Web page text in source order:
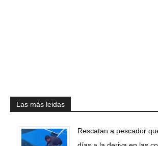
Las más leidas
Rescatan a pescador